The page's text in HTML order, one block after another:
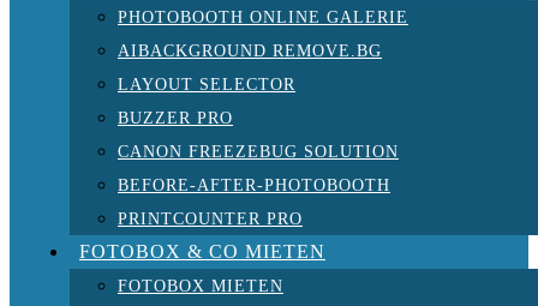
PHOTOBOOTH ONLINE GALERIE
AIBACKGROUND REMOVE.BG
LAYOUT SELECTOR
BUZZER PRO
CANON FREEZEBUG SOLUTION
BEFORE-AFTER-PHOTOBOOTH
PRINTCOUNTER PRO
FOTOBOX & CO MIETEN
FOTOBOX MIETEN